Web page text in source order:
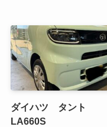
ダイハツ タント
LA660S